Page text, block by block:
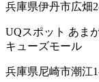
兵庫県伊丹市広畑
UQスポット あま
キューズモール
兵庫県尼崎市潮江